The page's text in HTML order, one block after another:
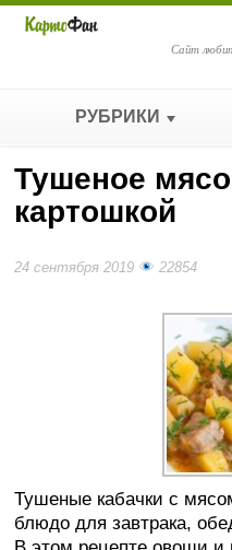
Сайт
РУБРИКИ
Тушеное
картошкой
24 сентября 2019 22854
Тушеные кабачки с
блюдо для завтрака,